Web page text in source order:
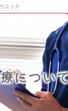
ニック
につい